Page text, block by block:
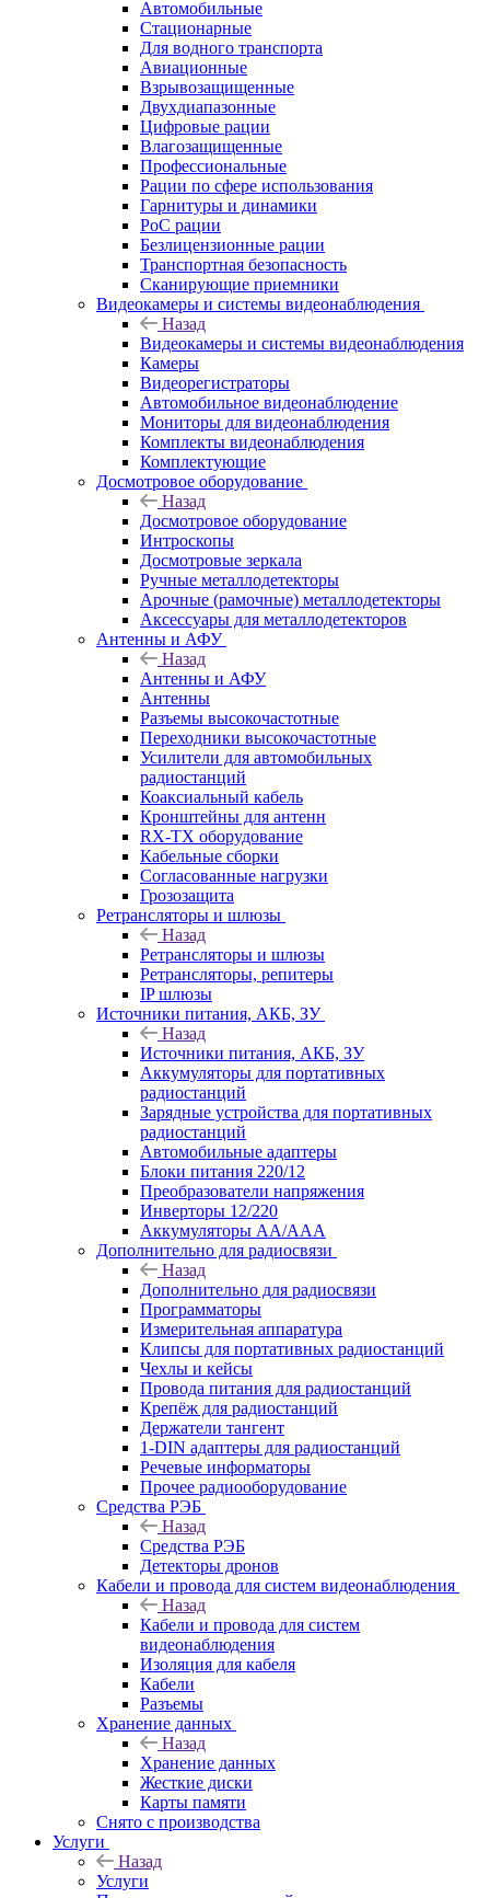
Автомобильные
Стационарные
Для водного транспорта
Авиационные
Взрывозащищенные
Двухдиапазонные
Цифровые рации
Влагозащищенные
Профессиональные
Рации по сфере использования
Гарнитуры и динамики
PoC рации
Безлицензионные рации
Транспортная безопасность
Сканирующие приемники
Видеокамеры и системы видеонаблюдения
Назад
Видеокамеры и системы видеонаблюдения
Камеры
Видеорегистраторы
Автомобильное видеонаблюдение
Мониторы для видеонаблюдения
Комплекты видеонаблюдения
Комплектующие
Досмотровое оборудование
Назад
Досмотровое оборудование
Интроскопы
Досмотровые зеркала
Ручные металлодетекторы
Арочные (рамочные) металлодетекторы
Аксессуары для металлодетекторов
Антенны и АФУ
Назад
Антенны и АФУ
Антенны
Разъемы высокочастотные
Переходники высокочастотные
Усилители для автомобильных
радиостанций
Коаксиальный кабель
Кронштейны для антенн
RX-TX оборудование
Кабельные сборки
Согласованные нагрузки
Грозозащита
Ретрансляторы и шлюзы
Назад
Ретрансляторы и шлюзы
Ретрансляторы, репитеры
IP шлюзы
Источники питания, АКБ, ЗУ
Назад
Источники питания, АКБ, ЗУ
Аккумуляторы для портативных
радиостанций
Зарядные устройства для портативных
радиостанций
Автомобильные адаптеры
Блоки питания 220/12
Преобразователи напряжения
Инверторы 12/220
Аккумуляторы АА/ААА
Дополнительно для радиосвязи
Назад
Дополнительно для радиосвязи
Программаторы
Измерительная аппаратура
Клипсы для портативных радиостанций
Чехлы и кейсы
Провода питания для радиостанций
Крепёж для радиостанций
Держатели тангент
1-DIN адаптеры для радиостанций
Речевые информаторы
Прочее радиооборудование
Средства РЭБ
Назад
Средства РЭБ
Детекторы дронов
Кабели и провода для систем видеонаблюдения
Назад
Кабели и провода для систем
видеонаблюдения
Изоляция для кабеля
Кабели
Разъемы
Хранение данных
Назад
Хранение данных
Жесткие диски
Карты памяти
Снято с производства
Услуги
Назад
Услуги